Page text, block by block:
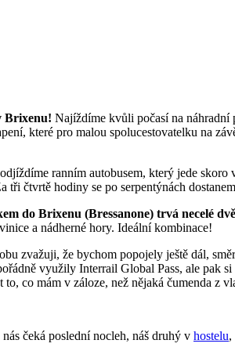
Brixenu! Najíždíme kvůli počasí na
které pro malou spolucestovatelku na
ranním autobusem, který jede skoro
tři čtvrtě hodiny se po serpentýnách
do Brixenu (Bressanone) trvá necelé
a nádherné hory. Ideální kombinace!
zvažuji, že bychom popojely ještě dál,
využily Interrail Global Pass, ale pak
to, co mám v záloze, než nějaká čumenda z
čeká poslední nocleh, náš druhý v hostelu,